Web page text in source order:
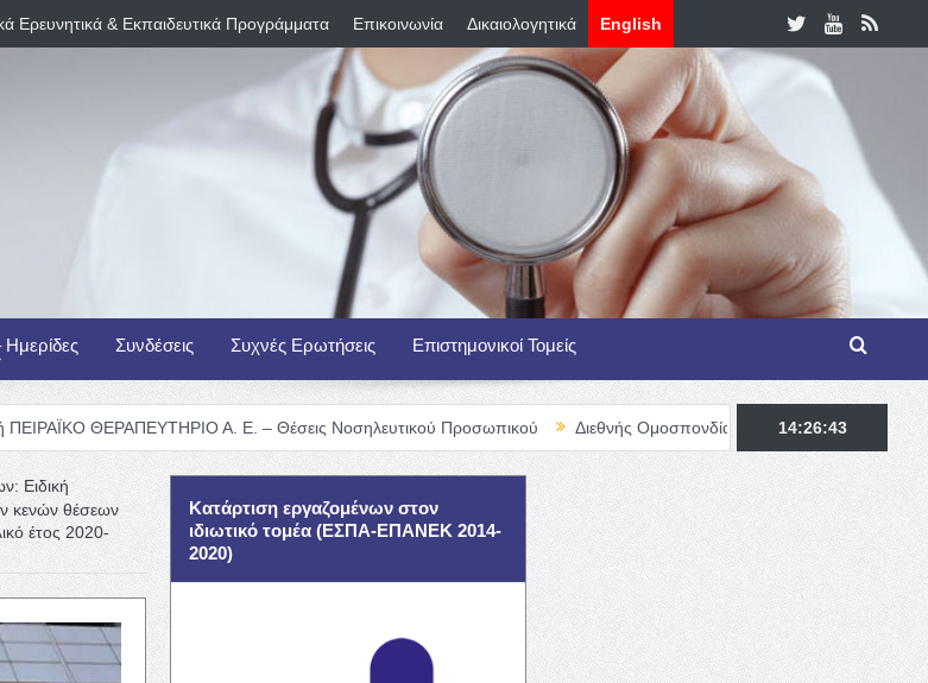
Ερευνητικά & Εκπαιδευτικά Προγράμματα Επικοινωνία Δικαιολογητικά English
Ημερίδες Συνδέσεις Συχνές Ερωτήσεις Επιστημονικοί Τομείς
Α. Ε. – Θέσεις Νοσηλευτικού Προσωπικού Διεθνής Ομοσπονδία Θαλασσαιμίας – TIF Fellowship
14:26:45
Ειδική
κενών θέσεων
έτος 2020-
Κατάρτιση εργαζομένων στον
ιδιωτικό τομέα (ΕΣΠΑ-ΕΠΑΝΕΚ 2014-
2020)